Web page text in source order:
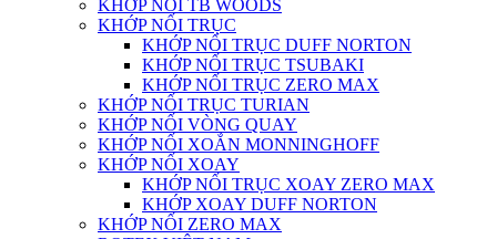
KHỚP NỐI TB WOODS
KHỚP NỐI TRỤC
KHỚP NỐI TRỤC DUFF NORTON
KHỚP NỐI TRỤC TSUBAKI
KHỚP NỐI TRỤC ZERO MAX
KHỚP NỐI TRỤC TURIAN
KHỚP NỐI VÒNG QUAY
KHỚP NỐI XOẮN MONNINGHOFF
KHỚP NỐI XOAY
KHỚP NỐI TRỤC XOAY ZERO MAX
KHỚP XOAY DUFF NORTON
KHỚP NỐI ZERO MAX